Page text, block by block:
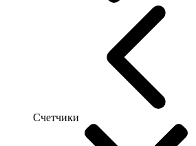
Счетчики